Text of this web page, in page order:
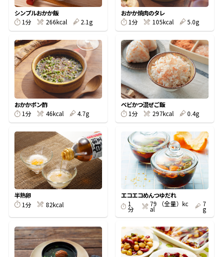
旨さ、別格。だし屋の鍋 韓福善シリーズ
サッと鍋® 楽チン鍋®
楽チン屋® ストレートつゆ
おいしいレシピを商品から探す
かつお節レシピ
めんつゆレシピ
割烹白だしレシピ
レシピ特設サイト
割烹白だしレシピ特集
だし巻き卵特集
かつおだしが決め手！簡単茶碗蒸し
かつお節・だしを楽しむ
だしコミュ
採用情報
- ジョブリターン制
Global
シンプルおかか飯
1分
266kcal 2.1g
おかか焼肉のタレ
1分
105kcal 5.0g
おかかポン酢
1分
46kcal 4.7g
ベビかつ混ぜご飯
1分
297kcal 0.4g
半熟卵
1分
82kcal
エコエコめんつゆだれ
1
分
79 （全量）kc
al
7
g